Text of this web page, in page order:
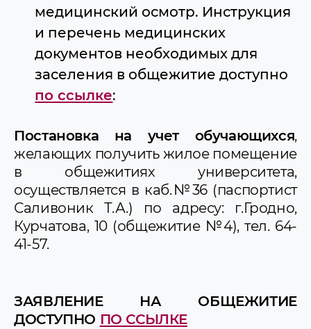
медицинский осмотр. Инструкция
и перечень медицинских
документов необходимых для
заселения в общежитие доступно
по ссылке:
Постановка на учет обучающихся,
желающих получить жилое помещение
в общежитиях университета,
осуществляется в каб.№36 (паспортист
Саливоник Т.А.) по адресу: г.Гродно,
Курчатова, 10 (общежитие №4), тел. 64-
41-57.
ЗАЯВЛЕНИЕ НА ОБЩЕЖИТИЕ
ДОСТУПНО ПО ССЫЛКЕ